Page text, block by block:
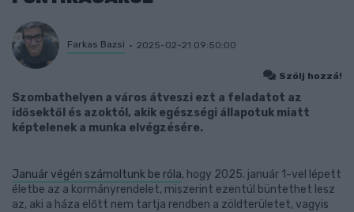
Farkas Bazsi 2025-02-21 09:50:00
Szólj hozzá!
Szombathelyen a város átveszi ezt a feladatot az
idősektől és azoktól, akik egészségi állapotuk miatt
képtelenek a munka elvégzésére.
Január végén számoltunk be róla, hogy 2025. január 1-vel lépett
életbe az a kormányrendelet, miszerint ezentúl büntethet lesz
az, aki a háza előtt nem tartja rendben a zöldterületet, vagyis